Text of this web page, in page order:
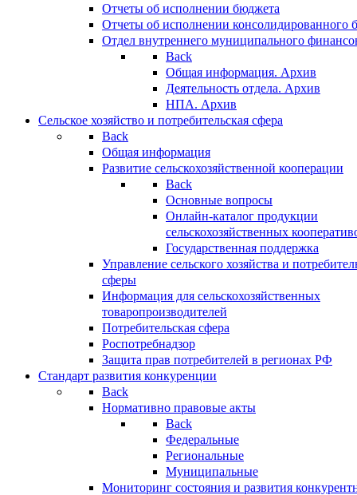
Отчеты об исполнении бюджета
Отчеты об исполнении консолидированного
Отдел внутреннего муниципального
Back
Общая информация. Архив
Деятельность отдела. Архив
НПА. Архив
Сельское хозяйство и потребительская сфера
Back
Общая информация
Развитие сельскохозяйственной кооперации
Back
Основные вопросы
Онлайн-каталог продукции
сельскохозяйственных
Государственная поддержка
Управление сельского хозяйства и
сферы
Информация для сельскохозяйственных
товаропроизводителей
Потребительская сфера
Роспотребнадзор
Защита прав потребителей в регионах РФ
Стандарт развития конкуренции
Back
Нормативно правовые акты
Back
Федеральные
Региональные
Муниципальные
Мониторинг состояния и развития